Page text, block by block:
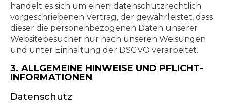
handelt es sich um einen datenschutzrechtlich
vorgeschriebenen Vertrag, der gewährleistet, dass
dieser die personenbezogenen Daten unserer
Websitebesucher nur nach unseren Weisungen
und unter Einhaltung der DSGVO verarbeitet.
3. ALLGEMEINE HINWEISE UND PFLICHT­
INFORMATIONEN
Datenschutz